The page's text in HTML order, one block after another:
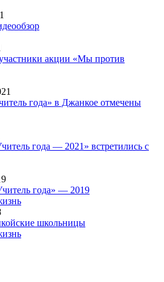
акции «Мы против
года» в Джанкое отмечены
года — 2021» встретились с
года» — 2019
школьницы